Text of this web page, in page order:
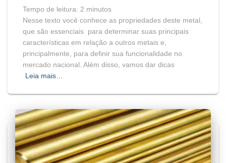
Tempo de leitura: 2 minutos
Nesse texto você conhece as propriedades deste metal,
que são essenciais para determinar suas principais
características em relação a outros metais e,
principalmente, para definir sua funcionalidade no
mercado nacional. Além disso, vamos dar dicas
Leia mais…